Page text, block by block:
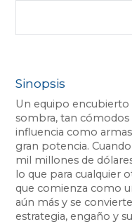
Sinopsis
Un equipo encubierto
sombra, tan
influencia como
gran potencia.
mil millones de
lo que para cualquier
que comienza como
aún más y se
estrategia, engaño y